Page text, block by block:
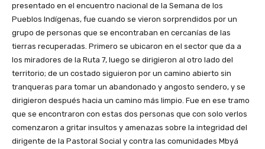
presentado en el encuentro nacional de la Semana de los
Pueblos Indígenas, fue cuando se vieron sorprendidos por un
grupo de personas que se encontraban en cercanías de las
tierras recuperadas. Primero se ubicaron en el sector que da a
los miradores de la Ruta 7, luego se dirigieron al otro lado del
territorio; de un costado siguieron por un camino abierto sin
tranqueras para tomar un abandonado y angosto sendero, y se
dirigieron después hacia un camino más limpio. Fue en ese tramo
que se encontraron con estas dos personas que con solo verlos
comenzaron a gritar insultos y amenazas sobre la integridad del
dirigente de la Pastoral Social y contra las comunidades Mbyá